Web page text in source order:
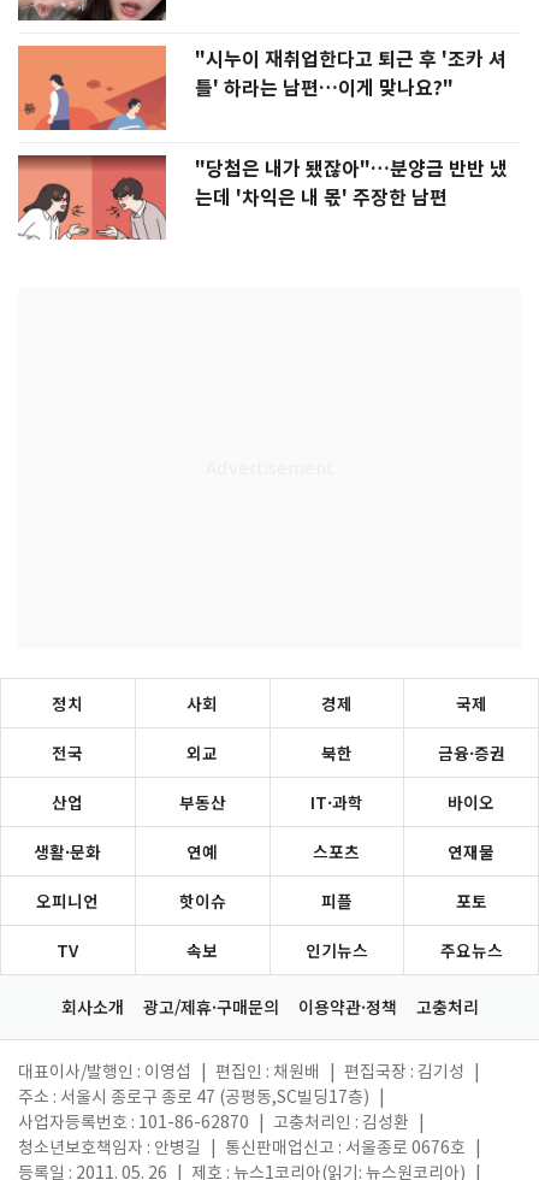
"시누이 재취업한다고 퇴근 후 '조카 셔
틀' 하라는 남편…이게 맞나요?"
"당첨은 내가 됐잖아"…분양금 반반 냈
는데 '차익은 내 몫' 주장한 남편
정치 사회 경제 국제
전국 외교 북한 금융·증권
산업 부동산 IT·과학 바이오
생활·문화 연예 스포츠 연재물
오피니언 핫이슈 피플 포토
TV 속보 인기뉴스 주요뉴스
회사소개 광고/제휴·구매문의 이용약관·정책 고충처리
대표이사/발행인 : 이영섭 편집인 : 채원배 편집국장 : 김기성
주소 : 서울시 종로구 종로 47 (공평동,SC빌딩17층)
사업자등록번호 : 101-86-62870
고충처리인 : 김성환
청소년보호책임자 : 안병길
통신판매업신고 : 서울종로 0676호
등록일 : 2011. 05. 26
제호 : 뉴스1코리아(읽기: 뉴스원코리아)